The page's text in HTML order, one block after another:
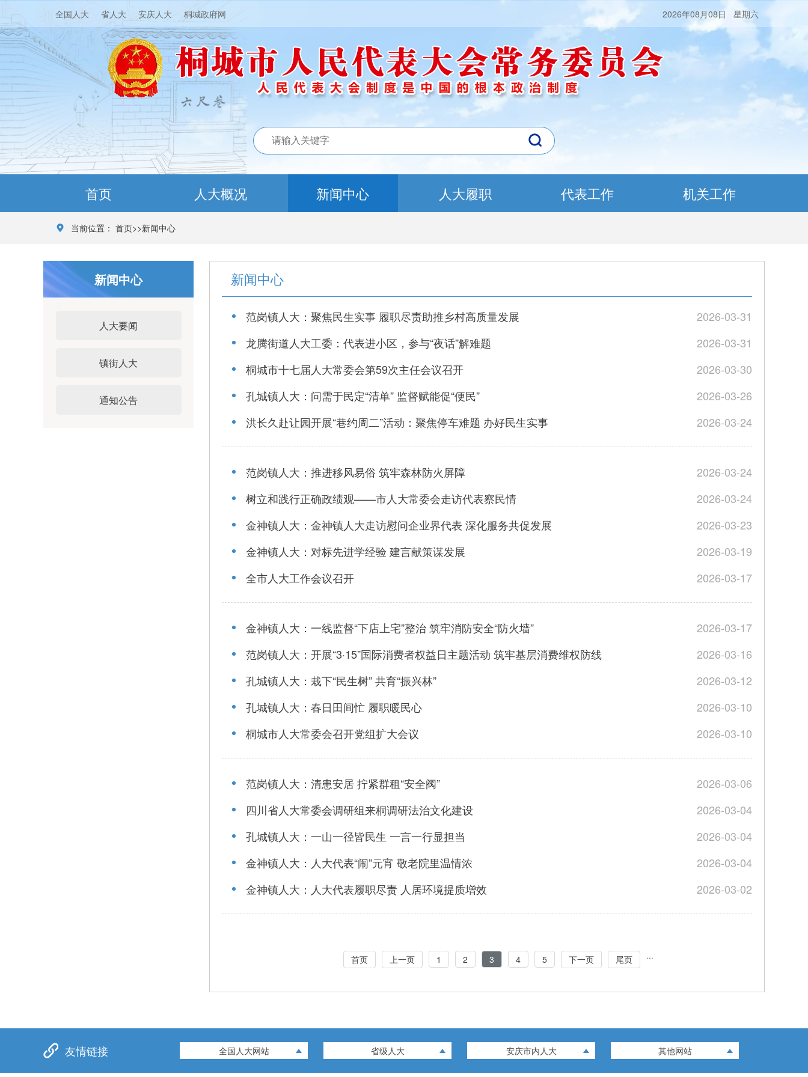
全国人大 省人大 安庆人大 桐城政府网 2026年08月08日 星期六
首页 人大概况 新闻中心 人大履职 代表工作 机关工作
 当前位置： 首页>>新闻中心
新闻中心
人大要闻
镇街人大
通知公告
新闻中心
范岗镇人大：聚焦民生实事 履职尽责助推乡村高质量发展
2026-03-31
龙腾街道人大工委：代表进小区，参与“夜话”解难题
2026-03-31
桐城市十七届人大常委会第59次主任会议召开
2026-03-30
孔城镇人大：问需于民定“清单” 监督赋能促“便民”
2026-03-26
洪长久赴让园开展“巷约周二”活动：聚焦停车难题 办好民生实事
2026-03-24
范岗镇人大：推进移风易俗 筑牢森林防火屏障
2026-03-24
树立和践行正确政绩观——市人大常委会走访代表察民情
2026-03-24
金神镇人大：金神镇人大走访慰问企业界代表 深化服务共促发展
2026-03-23
金神镇人大：对标先进学经验 建言献策谋发展
2026-03-19
全市人大工作会议召开
2026-03-17
金神镇人大：一线监督“下店上宅”整治 筑牢消防安全“防火墙”
2026-03-17
范岗镇人大：开展“3·15”国际消费者权益日主题活动 筑牢基层消费维权防线
2026-03-16
孔城镇人大：栽下“民生树” 共育“振兴林”
2026-03-12
孔城镇人大：春日田间忙 履职暖民心
2026-03-10
桐城市人大常委会召开党组扩大会议
2026-03-10
范岗镇人大：清患安居 拧紧群租“安全阀”
2026-03-06
四川省人大常委会调研组来桐调研法治文化建设
2026-03-04
孔城镇人大：一山一径皆民生 一言一行显担当
2026-03-04
金神镇人大：人大代表“闹”元宵 敬老院里温情浓
2026-03-04
金神镇人大：人大代表履职尽责 人居环境提质增效
2026-03-02
首页 上一页 1 2 3 4 5 ···
下一页 尾页
友情链接 全国人大网站 省级人大 安庆市内人大 其他网站